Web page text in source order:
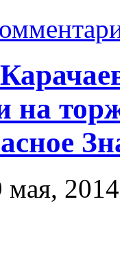
праздник. О
убивали и жгли, чтобы
на